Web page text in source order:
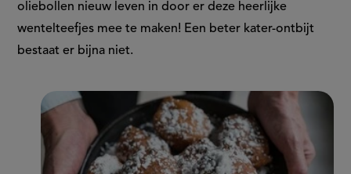
oliebollen nieuw leven in door er deze heerlijke
wentelteefjes mee te maken! Een beter kater-ontbijt
bestaat er bijna niet.